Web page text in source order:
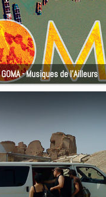
GOMA - Musiques de l'Ailleurs